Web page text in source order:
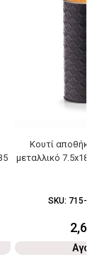
Κουτί
μεταλλικό
SKU: 715-
2,60